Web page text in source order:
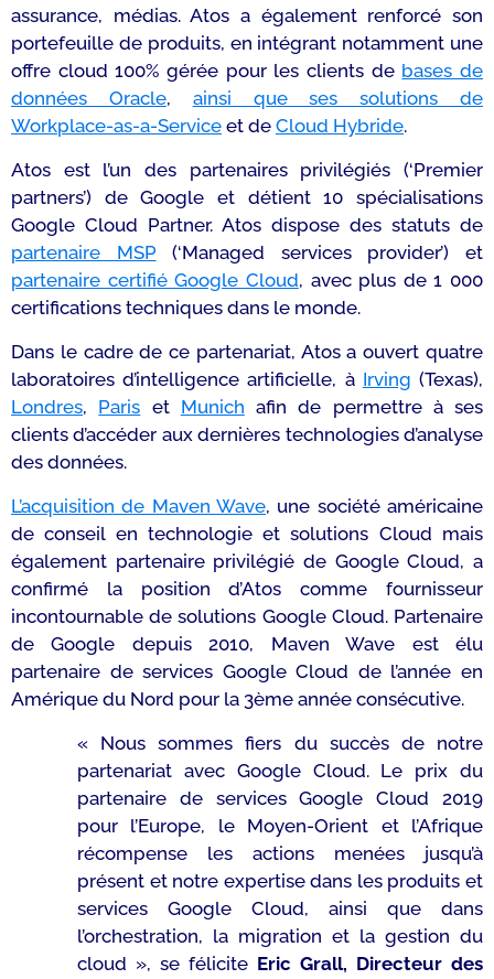
assurance, médias. Atos a également renforcé son
portefeuille de produits, en intégrant notamment une
offre cloud 100% gérée pour les clients de bases de
données Oracle, ainsi que ses solutions de
Workplace-as-a-Service et de Cloud Hybride.
Atos est l’un des partenaires privilégiés (‘Premier
partners’) de Google et détient 10 spécialisations
Google Cloud Partner. Atos dispose des statuts de
partenaire MSP (‘Managed services provider’) et
partenaire certifié Google Cloud, avec plus de 1 000
certifications techniques dans le monde.
Dans le cadre de ce partenariat, Atos a ouvert quatre
laboratoires d’intelligence artificielle, à Irving (Texas),
Londres, Paris et Munich afin de permettre à ses
clients d’accéder aux dernières technologies d’analyse
des données.
L’acquisition de Maven Wave, une société américaine
de conseil en technologie et solutions Cloud mais
également partenaire privilégié de Google Cloud, a
confirmé la position d’Atos comme fournisseur
incontournable de solutions Google Cloud. Partenaire
de Google depuis 2010, Maven Wave est élu
partenaire de services Google Cloud de l’année en
Amérique du Nord pour la 3ème année consécutive.
« Nous sommes fiers du succès de notre
partenariat avec Google Cloud. Le prix du
partenaire de services Google Cloud 2019
pour l’Europe, le Moyen-Orient et l’Afrique
récompense les actions menées jusqu’à
présent et notre expertise dans les produits et
services Google Cloud, ainsi que dans
l’orchestration, la migration et la gestion du
cloud », se félicite Eric Grall, Directeur des